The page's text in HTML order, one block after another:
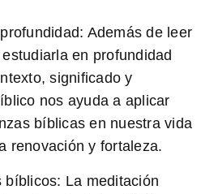
Además de leer
en profundidad
significado y
nos ayuda a aplicar
bíblicas en nuestra vida
renovación y fortaleza.
La meditación